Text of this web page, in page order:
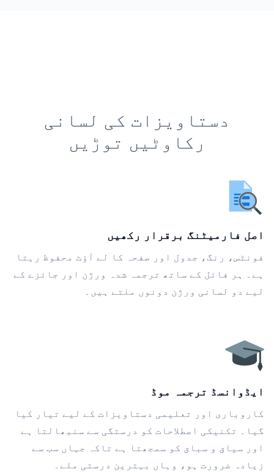
دستاویزات کی لسانی
رکاوٹیں توڑیں
اصل فارمیٹنگ برقرار رکھیں
فونٹس، رنگ، جدول اور صفحہ کا لے آؤٹ محفوظ رہتا
ہے۔ ہر فائل کے ساتھ ترجمہ شدہ ورژن اور جائزے کے
لیے دو لسانی ورژن دونوں ملتے ہیں۔
ایڈوانسڈ ترجمہ موڈ
کاروباری اور تعلیمی دستاویزات کے لیے تیار کیا
گیا۔ تکنیکی اصطلاحات کو درستگی سے سنبھالتا ہے
اور سیاق و سباق کو سمجھتا ہے تاکہ جہاں سب سے
زیادہ ضرورت ہو، وہاں بہترین درستی ملے۔